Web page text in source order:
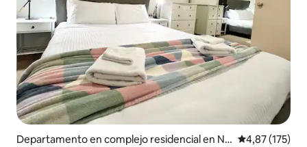
Departamento en complejo residencial en No Calificación
4,87 (175)